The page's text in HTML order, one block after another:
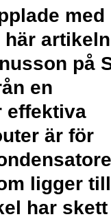
med
här artikeln
på
en
effektiva
är för
ligger till
har